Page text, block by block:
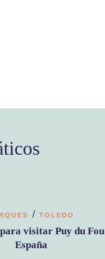
/ TOLEDO
visitar Puy du Fou
España